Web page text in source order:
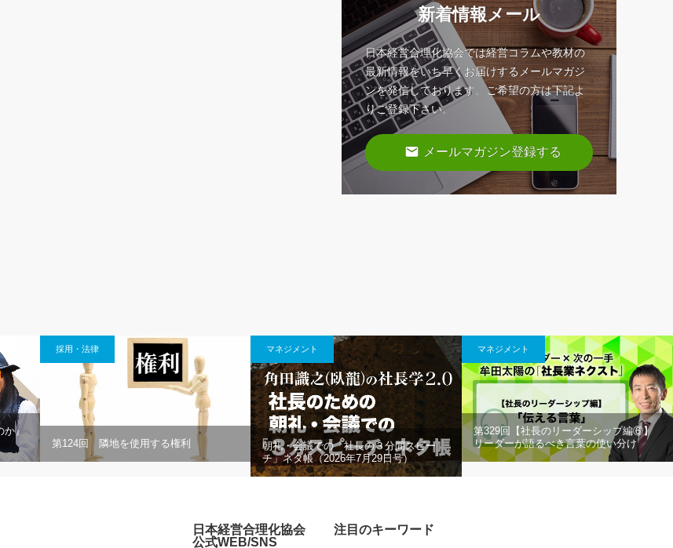
新着情報メール
日本経営合理化協会では経営コラムや教材の
最新情報をいち早くお届けするメールマガジ
ンを発信しております。ご希望の方は下記よ
りご登録下さい。
email メールマガジン登録する
』
採用・法律
第124回 隣地を使用する権利
マネジメント
朝礼・会議での「社長の３分間スピー
チ」ネタ帳（2026年7月29日号）
マネジメント
第329回【社長のリーダーシップ編⑥】
リーダーが語るべき言葉の使い分け
注目のキーワード
日本経営合理化協会
公式WEB/SNS